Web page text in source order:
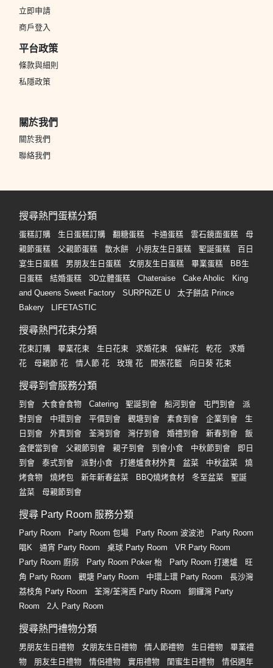
立即申請
商戶登入
平台政策
條款與細則
私隱政策
關於我們
關於我們
聯絡我們
搜尋熱門蛋糕分類
蛋糕訂購 生日蛋糕訂購 翻糖蛋糕 卡通蛋糕 雲石鏡面蛋糕
母
親節蛋糕
父親節蛋糕 散水餅 小朋友生日蛋糕 聖誕蛋糕
百日
宴生日蛋糕
男朋友生日蛋糕 女朋友生日蛋糕 畢業蛋糕
BB生
日蛋糕
結婚蛋糕 3D立體蛋糕 Chateraise Cake Aholic
King
and Queens Sweet Factory
SURPRiZE U
太子餅店 Prince
Bakery
LIFETASTIC
搜尋熱門花束分類
花束訂購 畢業花束 生日花束 求婚花束 保鮮花 乾花
求婚
花
母親節 花 情人節 花 玫瑰 花 開張花籃 向日葵 花束
搜尋到會服務分類
到會 大食會食物 Catering 聖誕到會 船河到會 屯門到會
派
對到會
中環到會 平價到會 觀塘到會 素食到會 企業到會
生
日到會
外賣到會 荃灣到會 灣仔到會 婚禮到會 新春到會
飯
盒便當到會
父親節到會 親子到會 到會小食 中秋節到會
即日
到會
泰式到會 派對小食 打邊爐食材外賣 盆菜 中秋盆菜
燒
烤食物
燒烤包 新年新春盆菜 BBQ燒烤食材 冬至盆菜
聖誕
盆菜
母親節到會
搜尋 Party Room 服務分類
Party Room Party Room 包場 Party Room 波波池
Party Room
唱K
通宵 Party Room 桌球 Party Room
VR Party Room
Party Room 廚房
Party Room Poker 枱 Party Room 打邊爐
旺
角 Party Room
觀塘 Party Room 中環上環 Party Room
長沙灣
荔枝角 Party Room
荃灣/荃灣西 Party Room
銅鑼灣 Party
Room
2人 Party Room
搜尋熱門禮物分類
男朋友生日禮物 女朋友生日禮物 情人節禮物 生日禮物
畢業禮
物
朋友生日禮物 情侶禮物 實用禮物 閨蜜生日禮物 情侶週年